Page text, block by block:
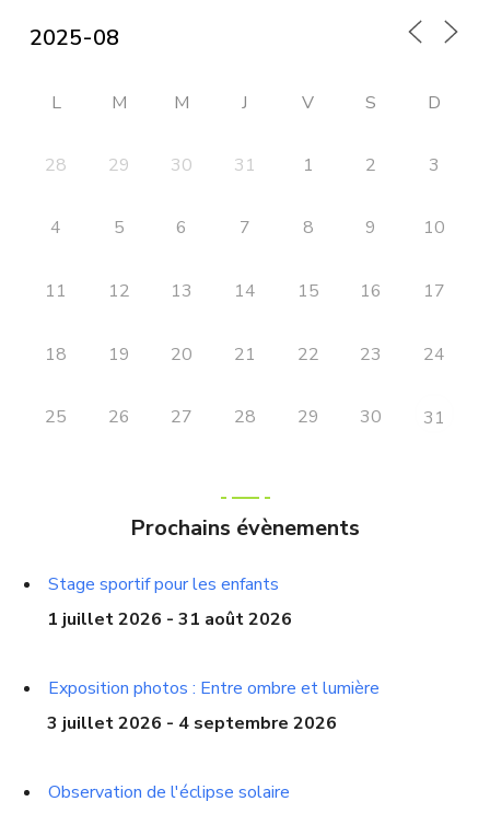
L M M J V S D
28 29 30 31 1 2 3
4 5 6 7 8 9 10
11 12 13 14 15 16 17
18 19 20 21 22 23 24
25 26 27 28 29 30 31
Prochains évènements
Stage sportif pour les enfants
1 juillet 2026 - 31 août 2026
Exposition photos : Entre ombre et lumière
3 juillet 2026 - 4 septembre 2026
Observation de l'éclipse solaire